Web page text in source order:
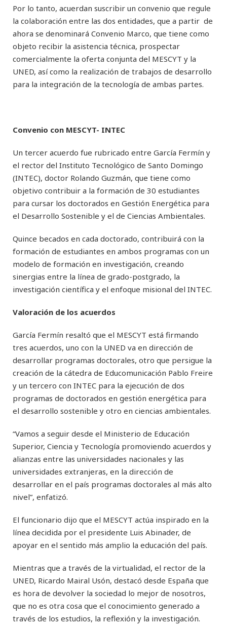
Por lo tanto, acuerdan suscribir un convenio que regule
la colaboración entre las dos entidades, que a partir de
ahora se denominará Convenio Marco, que tiene como
objeto recibir la asistencia técnica, prospectar
comercialmente la oferta conjunta del MESCYT y la
UNED, así como la realización de trabajos de desarrollo
para la integración de la tecnología de ambas partes.
Convenio con MESCYT- INTEC
Un tercer acuerdo fue rubricado entre García Fermín y
el rector del Instituto Tecnológico de Santo Domingo
(INTEC), doctor Rolando Guzmán, que tiene como
objetivo contribuir a la formación de 30 estudiantes
para cursar los doctorados en Gestión Energética para
el Desarrollo Sostenible y el de Ciencias Ambientales.
Quince becados en cada doctorado, contribuirá con la
formación de estudiantes en ambos programas con un
modelo de formación en investigación, creando
sinergias entre la línea de grado-postgrado, la
investigación científica y el enfoque misional del INTEC.
Valoración de los acuerdos
García Fermín resaltó que el MESCYT está firmando
tres acuerdos, uno con la UNED va en dirección de
desarrollar programas doctorales, otro que persigue la
creación de la cátedra de Educomunicación Pablo Freire
y un tercero con INTEC para la ejecución de dos
programas de doctorados en gestión energética para
el desarrollo sostenible y otro en ciencias ambientales.
“Vamos a seguir desde el Ministerio de Educación
Superior, Ciencia y Tecnología promoviendo acuerdos y
alianzas entre las universidades nacionales y las
universidades extranjeras, en la dirección de
desarrollar en el país programas doctorales al más alto
nivel”, enfatizó.
El funcionario dijo que el MESCYT actúa inspirado en la
línea decidida por el presidente Luis Abinader, de
apoyar en el sentido más amplio la educación del país.
Mientras que a través de la virtualidad, el rector de la
UNED, Ricardo Mairal Usón, destacó desde España que
es hora de devolver la sociedad lo mejor de nosotros,
que no es otra cosa que el conocimiento generado a
través de los estudios, la reflexión y la investigación.